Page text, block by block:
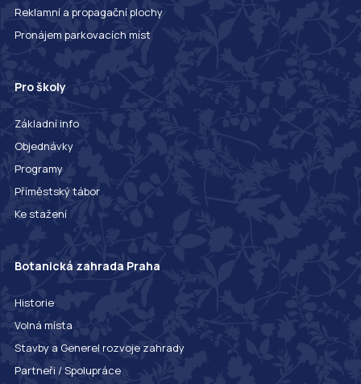
Reklamní a propagační plochy
Pronájem parkovacích míst
Pro školy
Základní info
Objednávky
Programy
Příměstský tábor
Ke stažení
Botanická zahrada Praha
Historie
Volná místa
Stavby a Generel rozvoje zahrady
Partneři / Spolupráce